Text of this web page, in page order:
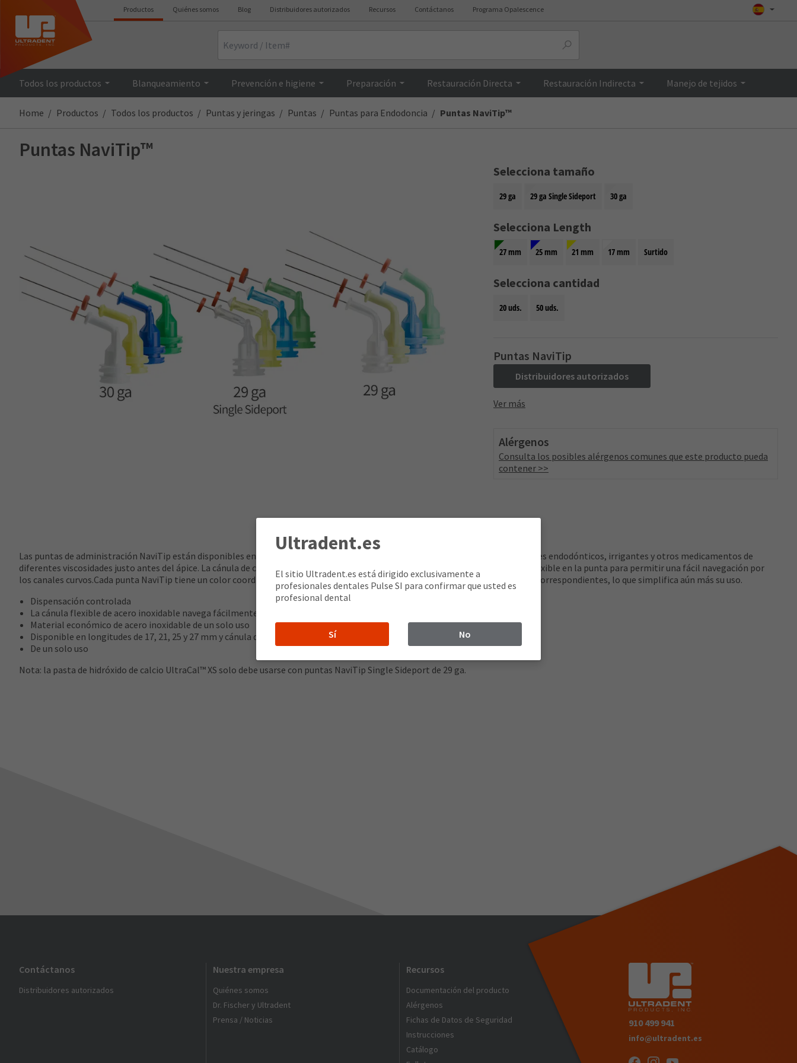
Productos Quiénes somos Blog Distribuidores autorizados Recursos Contáctanos Programa Opalescence
Todos los productos Blanqueamiento Prevención e higiene Preparación Restauración Directa Restauración Indirecta Manejo de tejidos
Home Productos Todos los productos Puntas y jeringas Puntas Puntas para Endodoncia Puntas NaviTip™
Puntas NaviTip™
Selecciona tamaño
29 ga 29 ga Single Sideport 30 ga
Selecciona Length
27 mm 25 mm 21 mm 17 mm Surtido
Selecciona cantidad
20 uds. 50 uds.
Puntas NaviTip
Distribuidores autorizados
Ver más
Alérgenos
Consulta los posibles alérgenos comunes que este producto pueda
contener >>
Las puntas de administración NaviTip están disponibles en cuatro longitudes y dos calibres para administrar fácilmente selladores endodónticos, irrigantes y otros medicamentos de
diferentes viscosidades justo antes del ápice. La cánula de cada punta NaviTip es ligeramente rígida en la base y el centro, pero flexible en la punta para permitir una fácil navegación por
los canales curvos.Cada punta NaviTip tiene un color coordinado para que coincida con las longitudes de las limas de endodoncia correspondientes, lo que simplifica aún más su uso.
Dispensación controlada
La cánula flexible de acero inoxidable navega fácilmente por los canales curvos
Material económico de acero inoxidable de un solo uso
Disponible en longitudes de 17, 21, 25 y 27 mm y cánula de calibre 29 o 30
De un solo uso
Nota: la pasta de hidróxido de calcio UltraCal™ XS solo debe usarse con puntas NaviTip Single Sideport de 29 ga.
Contáctanos
Distribuidores autorizados
Nuestra empresa
Quiénes somos
Dr. Fischer y Ultradent
Prensa / Noticias
Recursos
Documentación del producto
Alérgenos
Fichas de Datos de Seguridad
Instrucciones
Catálogo
910 499 941
info@ultradent.es
Ultradent.es
El sitio Ultradent.es está dirigido exclusivamente a
profesionales dentales Pulse SI para confirmar que usted es
profesional dental
Sí No